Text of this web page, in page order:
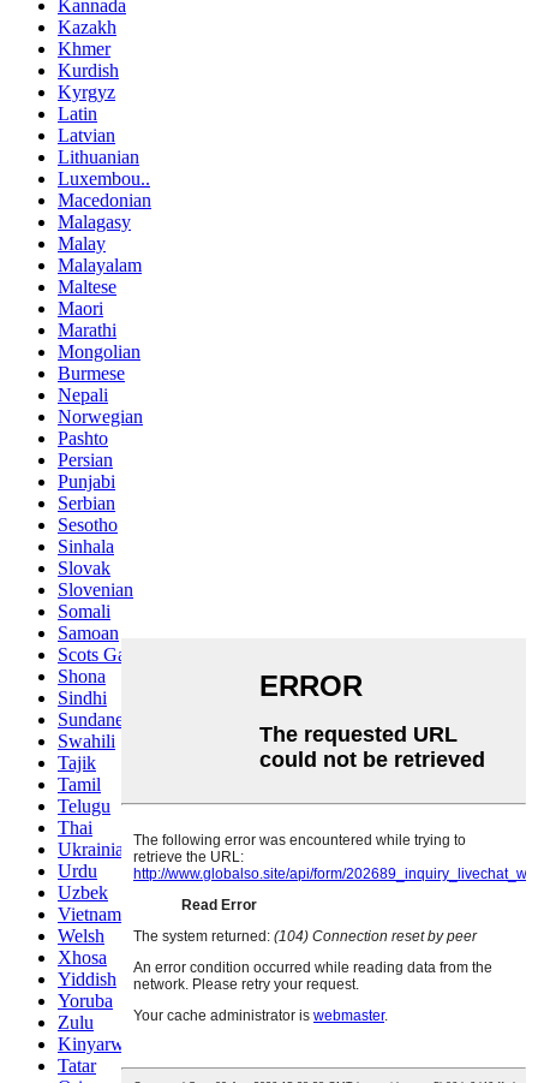
Kannada
Kazakh
Khmer
Kurdish
Kyrgyz
Latin
Latvian
Lithuanian
Luxembou..
Macedonian
Malagasy
Malay
Malayalam
Maltese
Maori
Marathi
Mongolian
Burmese
Nepali
Norwegian
Pashto
Persian
Punjabi
Serbian
Sesotho
Sinhala
Slovak
Slovenian
Somali
Samoan
Scots Gaelic
Shona
Sindhi
Sundanese
Swahili
Tajik
Tamil
Telugu
Thai
Ukrainian
Urdu
Uzbek
Vietnamese
Welsh
Xhosa
Yiddish
Yoruba
Zulu
Kinyarwanda
Tatar